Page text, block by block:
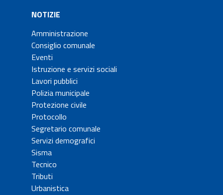
NOTIZIE
Amministrazione
Consiglio comunale
Eventi
Istruzione e servizi sociali
Lavori pubblici
Polizia municipale
Protezione civile
Protocollo
Segretario comunale
Servizi demografici
Sisma
Tecnico
Tributi
Urbanistica